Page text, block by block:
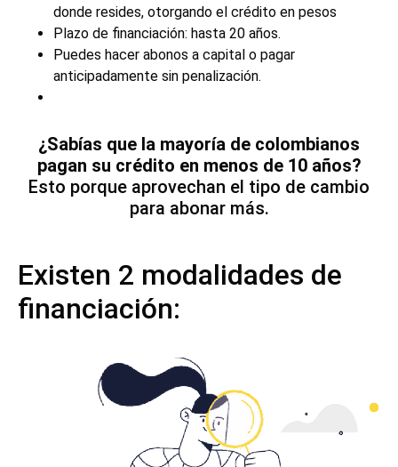
donde resides, otorgando el crédito en pesos
Plazo de financiación: hasta 20 años.
Puedes hacer abonos a capital o pagar
anticipadamente sin penalización.
¿Sabías que la mayoría de colombianos
pagan su crédito en menos de 10 años?
Esto porque aprovechan el tipo de cambio
para abonar más.
Existen 2 modalidades de
financiación: